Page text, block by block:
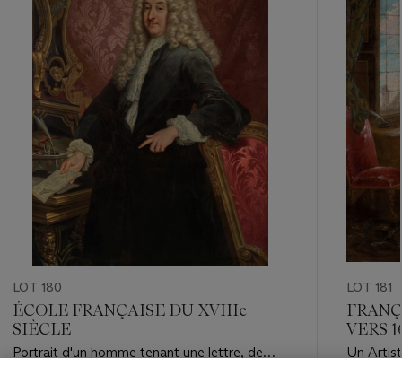
LOT 180
ÉCOLE FRANÇAISE DU XVIIIe
SIÈCLE
Portrait d'un homme tenant une lettre, de
LOT 181
VERS
Un